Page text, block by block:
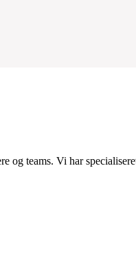
og teams. Vi har